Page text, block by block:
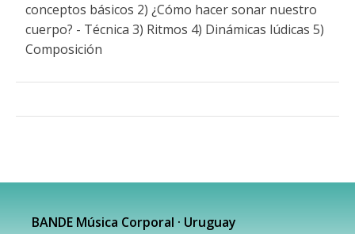
conceptos básicos 2) ¿Cómo hacer sonar nuestro
cuerpo? - Técnica 3) Ritmos 4) Dinámicas lúdicas 5)
Composición
BANDE Música Corporal · Uruguay